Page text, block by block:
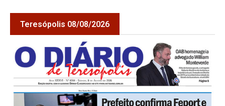
Teresópolis 08/08/2026